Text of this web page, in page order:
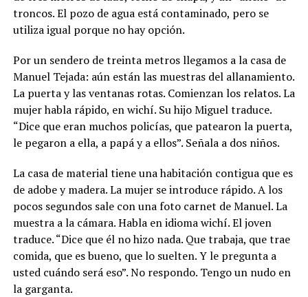
troncos. El pozo de agua está contaminado, pero se
utiliza igual porque no hay opción.
Por un sendero de treinta metros llegamos a la casa de
Manuel Tejada: aún están las muestras del allanamiento.
La puerta y las ventanas rotas. Comienzan los relatos.La
mujer habla rápido, en wichí. Su hijo Miguel traduce.
“Dice que eran muchos policías, que patearon la puerta,
le pegaron a ella, a papá y a ellos”. Señala a dos niños.
La casa de material tiene una habitación contigua que es
de adobe y madera. La mujer se introduce rápido. A los
pocos segundos sale con una foto carnet de Manuel. La
muestra a la cámara. Habla en idioma wichí. El joven
traduce. “Dice que él no hizo nada. Que trabaja, que trae
comida, que es bueno, que lo suelten. Y le pregunta a
usted cuándo será eso”. No respondo. Tengo un nudo en
la garganta.